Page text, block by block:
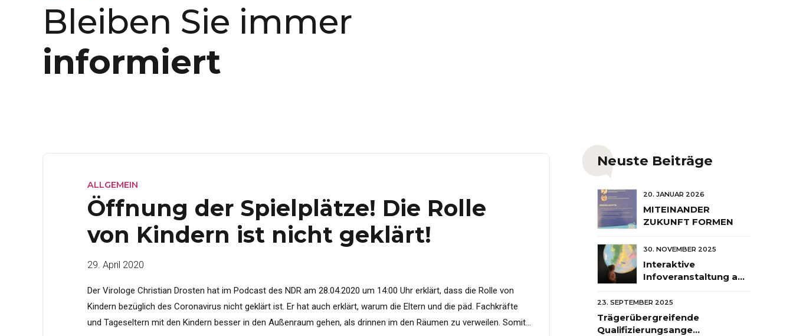
Bleiben Sie immer
informiert
ALLGEMEIN
Öffnung der Spielplätze! Die Rolle
von Kindern ist nicht geklärt!
29. April 2020
Der Virologe Christian Drosten hat im Podcast des NDR am 28.04.2020 um 14:00 Uhr erklärt, dass die Rolle von
Kindern bezüglich des Coronavirus nicht geklärt ist. Er hat auch erklärt, warum die Eltern und die päd. Fachkräfte
und Tageseltern mit den Kindern besser in den Außenraum gehen, als drinnen im den Räumen zu verweilen. Somit...
Neuste Beiträge
20. JANUAR 2026
MITEINANDER
ZUKUNFT FORMEN
30. NOVEMBER 2025
Interaktive
Infoveranstaltung am
FORUM auf dem
Bildungscampus
Heilbronn
23. SEPTEMBER 2025
Trägerübergreifende
Qualifizierungsangebote